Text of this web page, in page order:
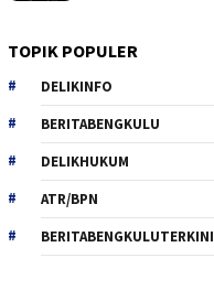
TOPIK POPULER
DELIKINFO
BERITABENGKULU
DELIKHUKUM
ATR/BPN
BERITABENGKULUTERKINI